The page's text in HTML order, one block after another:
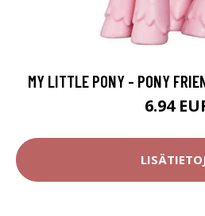
MY LITTLE PONY - PONY
6.94